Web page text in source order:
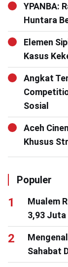
YPANBA:
Huntara
Elemen
Kasus
Angkat
Sosial
Aceh
Khusus
Populer
Mualem
3,93 Juta
Sahabat